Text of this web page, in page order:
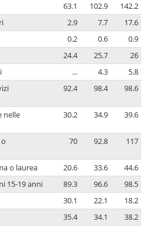
63.1 102.9
142.2
2.9 7.7
17.6
0.2 0.6
0.9
24.4 25.7
26
... 4.3
5.8
92.4 98.4 98.6
nelle
30.2 34.9 39.6
70 92.8 117
o laurea 20.6 33.6
44.6
15-19 anni
89.3 96.6
98.5
30.1 22.1
18.2
35.4 34.1
38.2